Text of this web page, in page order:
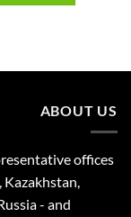
ABOUT US
offices
Kazakhstan,
- and